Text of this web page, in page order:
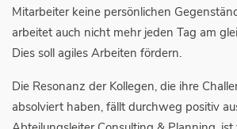
Mitarbeiter keine persönlichen
arbeitet auch nicht mehr jeden Tag am
Dies soll agiles Arbeiten fördern.
Die Resonanz der Kollegen, die ihre
absolviert haben, fällt durchweg positiv